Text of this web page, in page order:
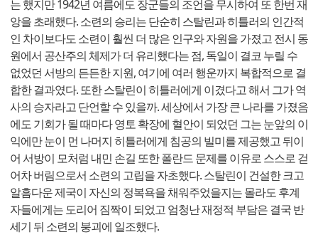
는 했지만 1942년 여름에도 장군들의 조언을 무시하여 또 한번 재
앙을 초래했다. 소련의 승리는 단순히 스탈린과 히틀러의 인간적
인 차이보다도 소련이 훨씬 더 많은 인구와 자원을 가졌고 전시 동
원에서 공산주의 체제가 더 유리했다는 점, 독일이 결코 누릴 수
없었던 서방의 든든한 지원, 여기에 여러 행운까지 복합적으로 결
합한 결과였다. 또한 스탈린이 히틀러에게 이겼다고 해서 그가 역
사의 승자라고 단언할 수 있을까. 세상에서 가장 큰 나라를 가졌음
에도 기회가 될 때마다 영토 확장에 혈안이 되었던 그는 눈앞의 이
익에만 눈이 먼 나머지 히틀러에게 침공의 빌미를 제공했고 뒤이
어 서방이 모처럼 내민 손길 또한 폴란드 문제를 이유로 스스로 걷
어차 버림으로서 소련의 고립을 자초했다. 스탈린이 건설한 크고
알흠다운 제국이 자신의 정복욕을 채워주었을지는 몰라도 후계
자들에게는 도리어 짐짝이 되었고 엄청난 재정적 부담은 결국 반
세기 뒤 소련의 붕괴에 일조했다.